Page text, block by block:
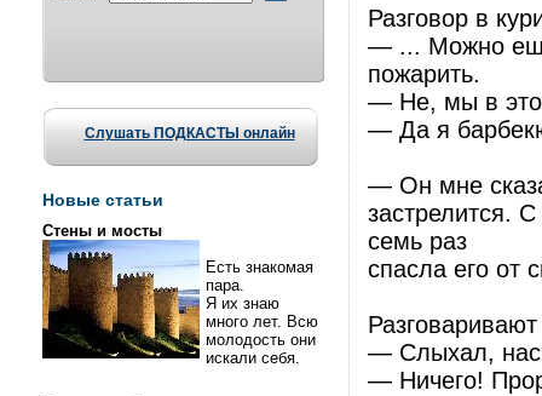
Слушать ПОДКАСТЫ онлайн
Новые статьи
Стены и мосты
Есть знакомая
пара.
Я их знаю
много лет. Всю
молодость они
искали себя.
Разговор в
— ... Можно ещё
пожарить.
— Не, мы в
— Да я
— Он мне
застрелится.
семь раз
спасла его от
— Слыхал, нас
— Ничего!